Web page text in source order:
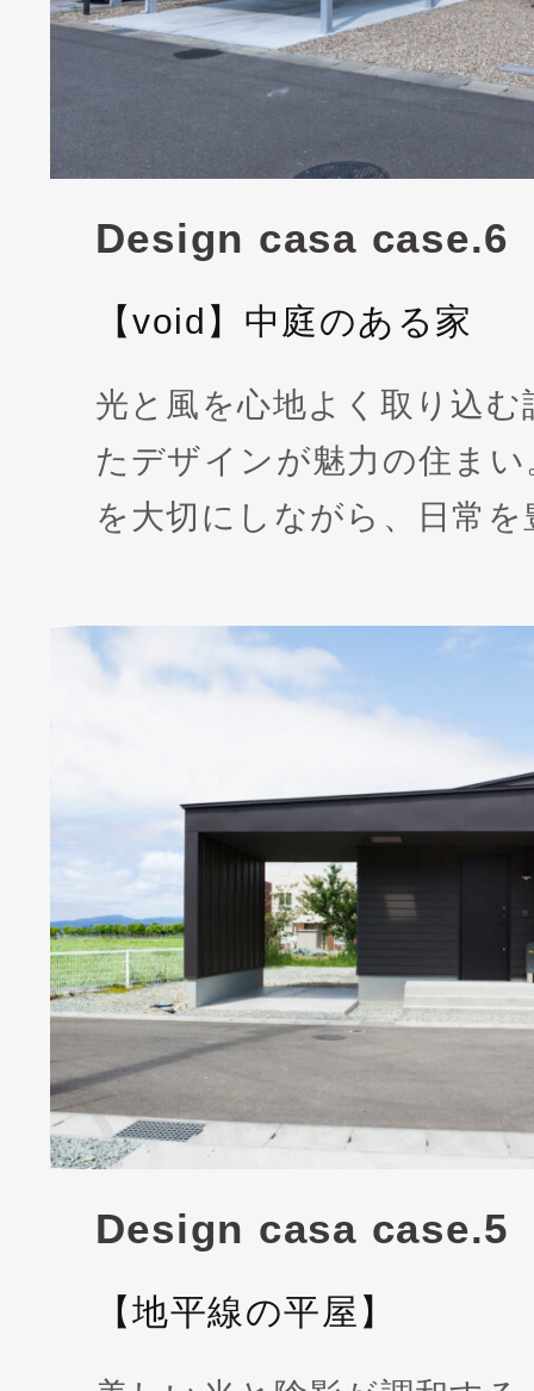
Design casa case.6
【void】中庭のある家
光と風を心地よく取り込
たデザインが魅力の住ま
を大切にしながら、日常
Design casa case.5
【地平線の平屋】